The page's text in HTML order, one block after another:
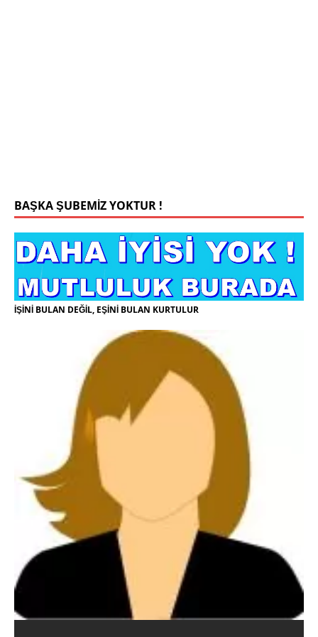
BAŞKA ŞUBEMİZ YOKTUR !
İŞİNİ BULAN DEĞİL, EŞİNİ BULAN KURTULUR